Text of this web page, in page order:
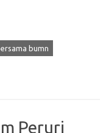
bumn
Peruri